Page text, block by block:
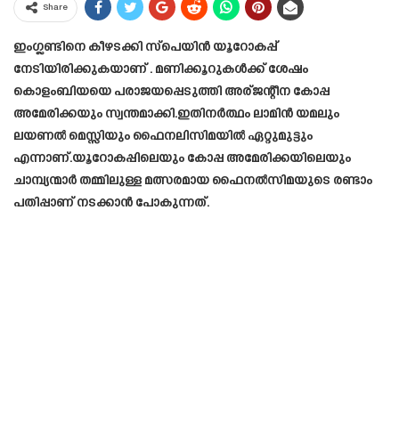
Share
ഇംഗ്ലണ്ടിനെ കീഴടക്കി സ്പെയിൻ യൂറോകപ്പ്
നേടിയിരിക്കുകയാണ് . മണിക്കൂറുകൾക്ക് ശേഷം
കൊളംബിയയെ പരാജയപ്പെടുത്തി അര്ജന്റീന കോപ്പ
അമേരിക്കയും സ്വന്തമാക്കി.ഇതിനർത്ഥം ലാമിൻ യമലും
ലയണൽ മെസ്സിയും ഫൈനലിസിമയില്‍ ഏറ്റുമുട്ടും
എന്നാണ്.യൂറോകപ്പിലെയും കോപ്പ അമേരിക്കയിലെയും
ചാമ്പ്യന്മാർ തമ്മിലുള്ള മത്സരമായ ഫൈനൽസിമയുടെ രണ്ടാം
പതിപ്പാണ് നടക്കാൻ പോകുന്നത്.